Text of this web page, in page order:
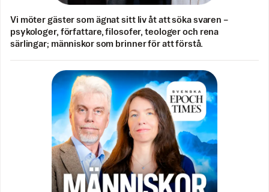
Vi möter gäster som ägnat sitt liv åt att söka svaren –
psykologer, författare, filosofer, teologer och rena
särlingar; människor som brinner för att förstå.